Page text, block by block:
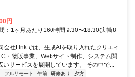
円
：1ヶ月あたり160時間 9:30〜18:30(実働8
会社Linkでは、生成AIを取り入れたクリエイ
・物販事業、Webサイト制作、システム関
いサービスを展開しています。 その中で...
フルリモート 午前 研修あり
夕方